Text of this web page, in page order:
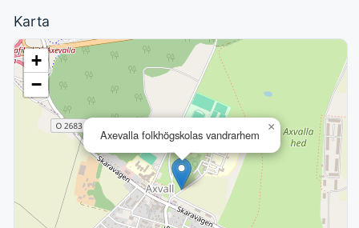
Karta
Axevalla folkhögskolas vandrarhem
×
+
−